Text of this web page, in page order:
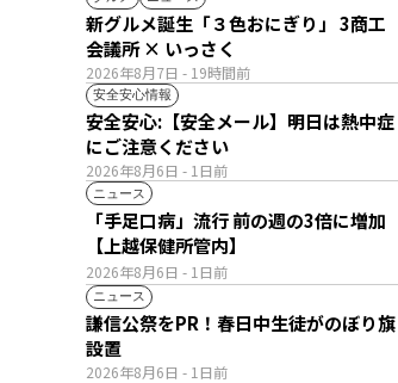
2026年8月7日 - 19時間前
新グルメ誕生「３色おにぎり」 3商工
会議所 × いっさく
安全安心情報
2026年8月6日 - 1日前
安全安心:【安全メール】明日は熱中症
にご注意ください
ニュース
2026年8月6日 - 1日前
「手足口病」流行 前の週の3倍に増加
【上越保健所管内】
ニュース
2026年8月6日 - 1日前
謙信公祭をPR！春日中生徒がのぼり旗
設置